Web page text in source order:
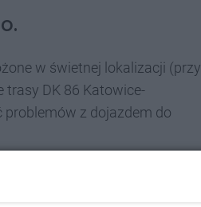
w świetnej lokalizacji (przy
trasy DK 86 Katowice-
problemów z dojazdem do
przedszkola, marketu,
wszystko na wyciągnięcie